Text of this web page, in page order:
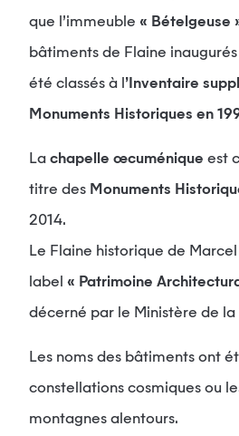
que l’immeuble « Bételgeuse
bâtiments de Flaine
été classés à l ’Inventaire
Monuments Historiques en
La chapelle œcuménique est
titre des Monuments
2014.
Le Flaine historique de
label « Patrimoine
décerné par le Ministère de
Les noms des bâtiments ont été inspirés par les
constellations cosmiques ou
montagnes alentours.